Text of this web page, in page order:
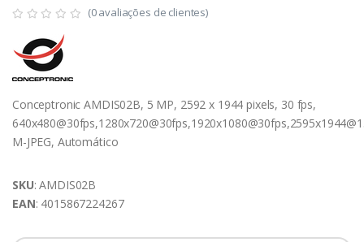
(0 avaliações de clientes)
Conceptronic AMDIS02B, 5 MP, 2592 x 1944 pixels, 30 fps,
M-JPEG, Automático
SKU: AMDIS02B
EAN: 4015867224267